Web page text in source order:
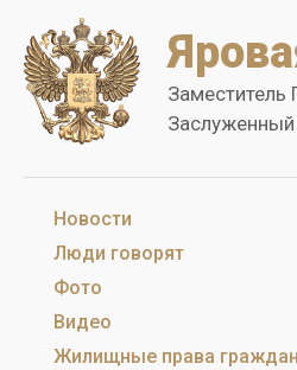
Заместитель
Новости
Люди говорят
Фото
Видео
Жилищные права граждан